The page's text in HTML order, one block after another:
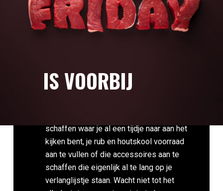
IS VOORBIJ
schaffen waar je al een tijdje naar aan het
kijken bent, je rub en houtskool voorraad
aan te vullen of die accessoires aan te
schaffen die eigenlijk al te lang op je
verlanglijstje staan. Wacht niet tot het